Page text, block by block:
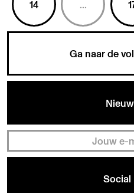
14 ...
Ga naar de
Social